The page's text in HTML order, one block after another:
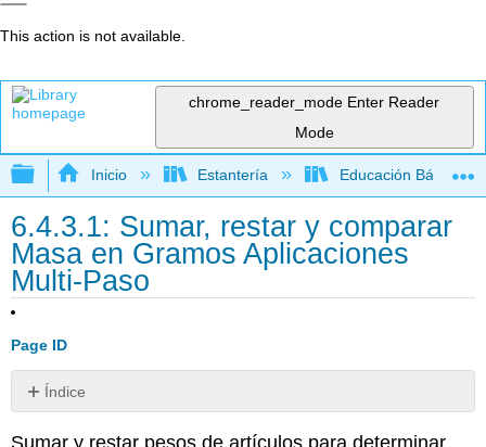
This action is not available.
chrome_reader_mode Enter Reader
Mode
Expandir/contraer jerarquía global
Inicio Estantería Educación Básica
6.4.3.1: Sumar, restar y comparar
Masa en Gramos Aplicaciones
Multi-Paso
Page ID
Índice
Sumar y restar pesos de artículos para determinar